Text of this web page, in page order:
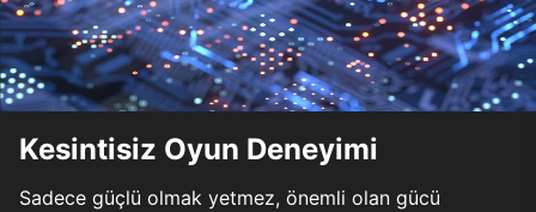
Kesintisiz Oyun Deneyimi
Sadece güçlü olmak yetmez, önemli olan gücü